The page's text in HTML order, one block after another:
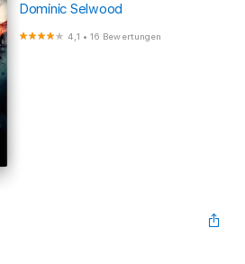
Dominic Selwood
4,1 •16 Bewertungen